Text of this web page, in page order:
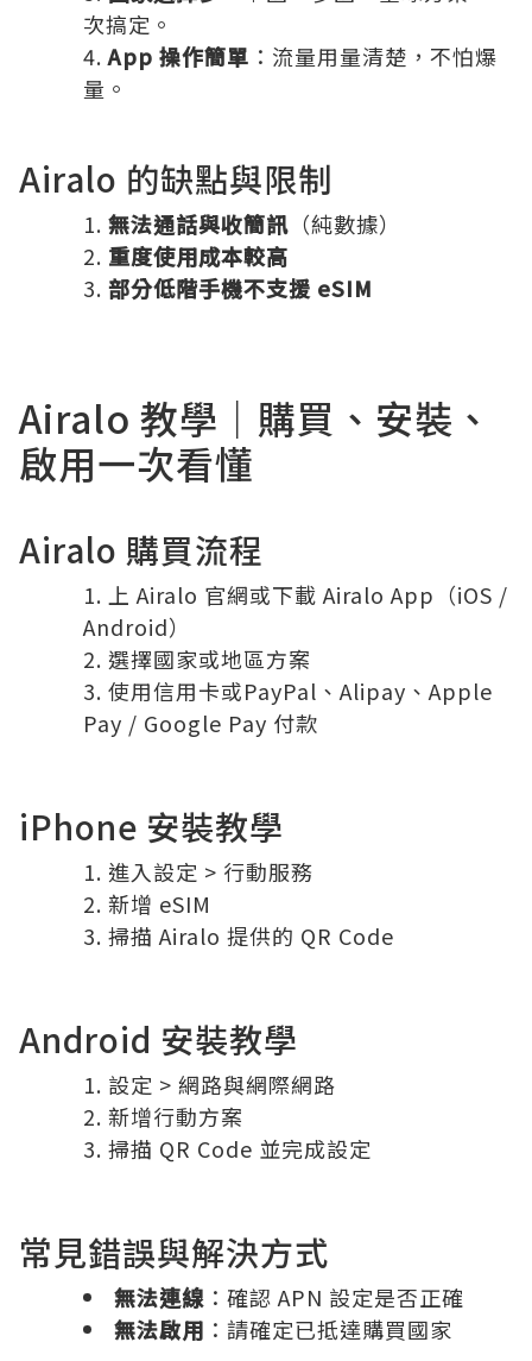
次搞定。
App 操作簡單 ：流量用量清楚，不怕爆
量。
Airalo 的缺點與限制
無法通話與收簡訊 （純數據）
重度使用成本較高
部分低階手機不支援 eSIM
Airalo 教學｜購買、安裝、
啟用一次看懂
Airalo 購買流程
上 Airalo 官網或下載 Airalo App（iOS /
Android）
選擇國家或地區方案
使用信用卡或PayPal、Alipay、Apple
Pay / Google Pay 付款
iPhone 安裝教學
進入設定 > 行動服務
新增 eSIM
掃描 Airalo 提供的 QR Code
Android 安裝教學
設定 > 網路與網際網路
新增行動方案
掃描 QR Code 並完成設定
常見錯誤與解決方式
無法連線 ：確認 APN 設定是否正確
無法啟用 ：請確定已抵達購買國家